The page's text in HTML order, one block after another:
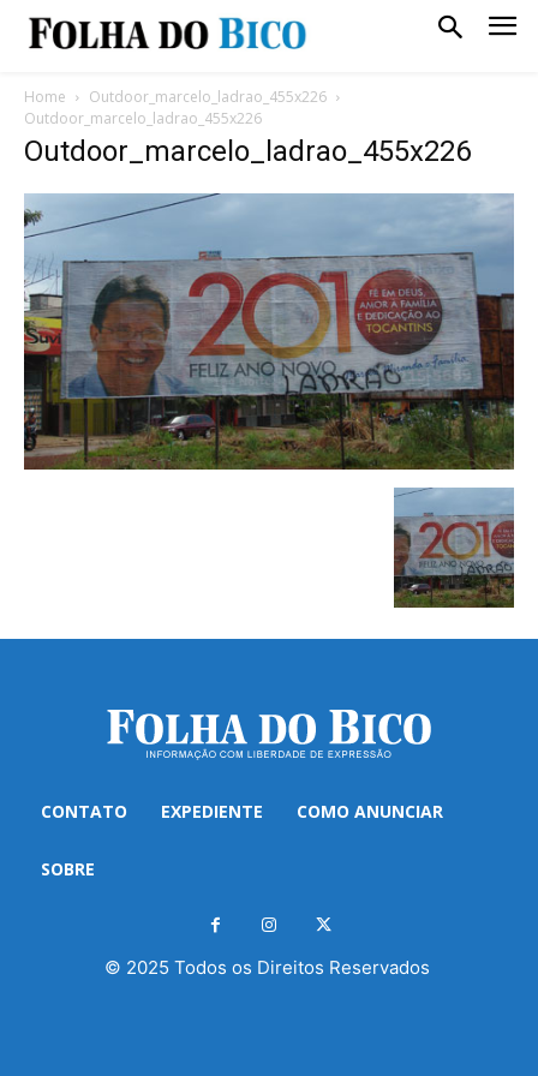
Home
Outdoor_marcelo_ladrao_455x226
Outdoor_marcelo_ladrao_455x226
Outdoor_marcelo_ladrao_455x226
CONTATO EXPEDIENTE COMO ANUNCIAR
SOBRE
© 2025 Todos os Direitos Reservados